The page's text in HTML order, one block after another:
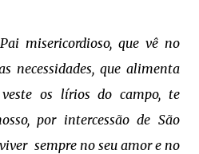
Pai misericordioso, que vê no
necessidades, que alimenta
os lírios do campo, te
por intercessão de São
sempre no seu amor e no